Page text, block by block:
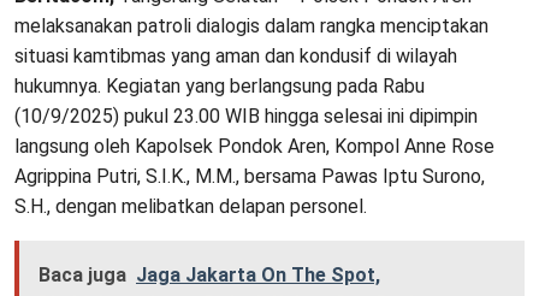
melaksanakan patroli dialogis dalam rangka menciptakan
situasi kamtibmas yang aman dan kondusif di wilayah
hukumnya. Kegiatan yang berlangsung pada Rabu
(10/9/2025) pukul 23.00 WIB hingga selesai ini dipimpin
langsung oleh Kapolsek Pondok Aren, Kompol Anne Rose
Agrippina Putri, S.I.K., M.M., bersama Pawas Iptu Surono,
S.H., dengan melibatkan delapan personel.
Baca juga Jaga Jakarta On The Spot,